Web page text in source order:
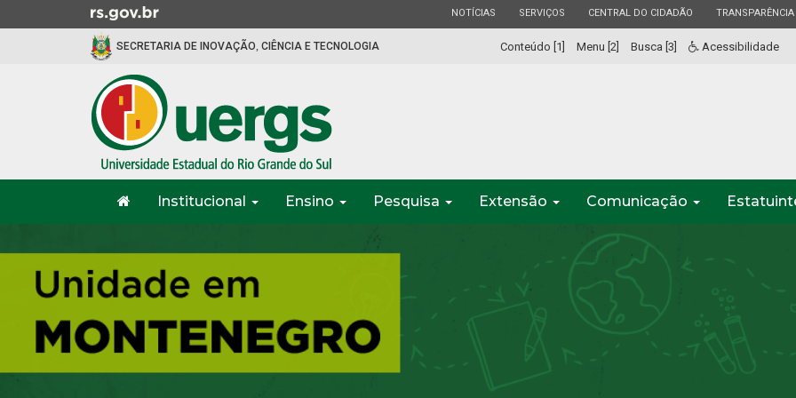
para
Ir
a
ESTADO
NOTÍCIAS ESTADO
SERVIÇOS ESTADO
CENTRAL DO CIDADÃO ESTADO
TRANSPARÊNCIA
SECRETARIA DE INOVAÇÃO, CIÊNCIA E TECNOLOGIA Conteúdo [1] Menu [2] Busca [3] Acessibilidade
do
Institucional Ensino Pesquisa Extensão Comunicação
do
conteúdo